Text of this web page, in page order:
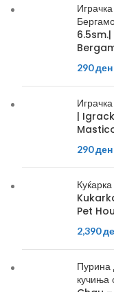
290ден
|
290ден
Pet
2,390
Пурина
кучиња